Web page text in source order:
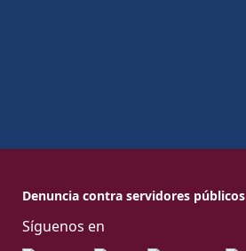
Denuncia contra servidores públicos
Síguenos en